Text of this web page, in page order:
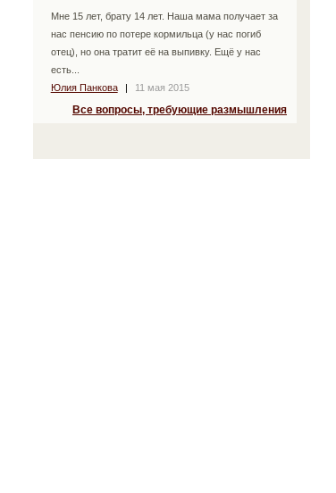
Мне 15 лет, брату 14 лет. Наша мама получает за
нас пенсию по потере кормильца (у нас погиб
отец), но она тратит её на выпивку. Ещё у нас
есть...
Юлия Панкова
11 мая 2015
Все вопросы, требующие размышления